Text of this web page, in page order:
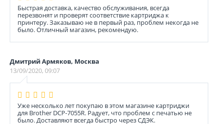
Быстрая доставка, качество обслуживания, всегда
перезвонят и проверят соответствие картриджа к
принтеру. Заказываю не в первый раз, проблем некогда не
было. Отличный магазин, рекомендую.
Дмитрий Армяков, Москва
13/09/2020, 09:07
Уже несколько лет покупаю в этом магазине картриджи
для Brother DCP-7055R. Радует, что проблем с печатью не
было. Доставляют всегда быстро через СДЭК.